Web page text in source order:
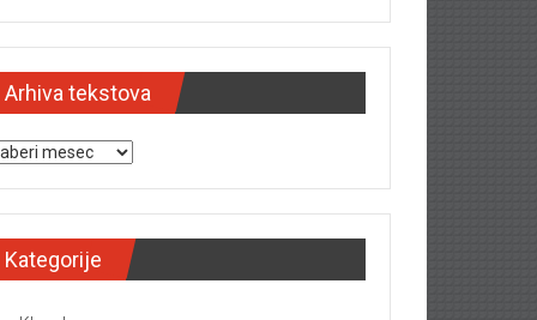
Arhiva tekstova
tekstova
Kategorije